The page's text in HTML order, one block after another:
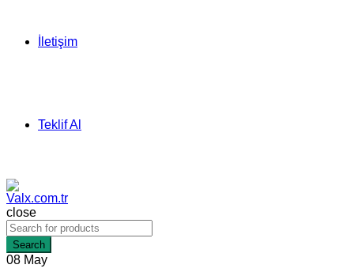
İletişim
Teklif Al
close
Search
08 May